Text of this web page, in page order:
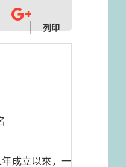
列印
年成立以來，一